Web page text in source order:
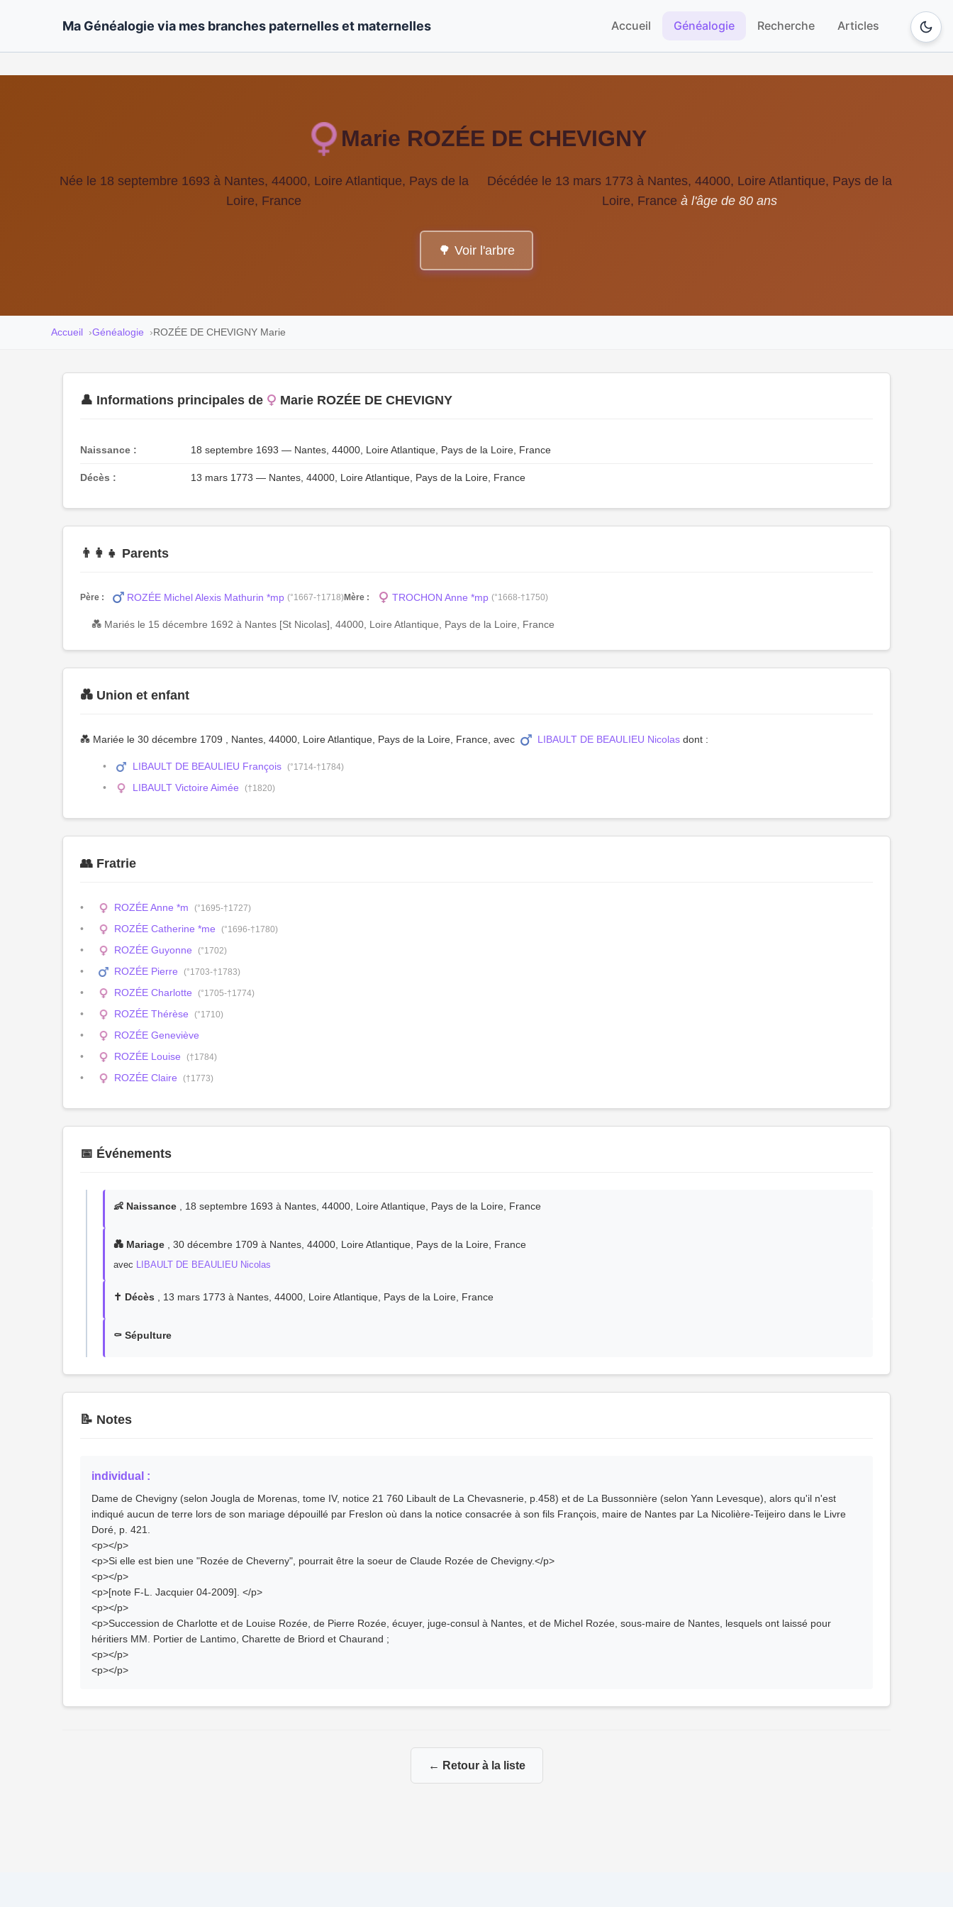
Ma Généalogie via mes branches paternelles et maternelles Accueil Généalogie Recherche Articles
Marie ROZÉE DE CHEVIGNY
Née le 18 septembre 1693 à Nantes, 44000, Loire Atlantique, Pays de la
Loire, France
Décédée le 13 mars 1773 à Nantes, 44000, Loire Atlantique, Pays de la
Loire, France à l'âge de 80 ans
🌳 Voir l'arbre
Accueil Généalogie ROZÉE DE CHEVIGNY Marie
👤 Informations principales de Marie ROZÉE DE CHEVIGNY
Naissance : 18 septembre 1693 — Nantes, 44000, Loire Atlantique, Pays de la Loire, France
Décès : 13 mars 1773 — Nantes, 44000, Loire Atlantique, Pays de la Loire, France
👨‍👩‍👧 Parents
Père : ROZÉE Michel Alexis Mathurin *mp (°1667-†1718)Mère : TROCHON Anne *mp (°1668-†1750)
💑 Mariés le 15 décembre 1692 à Nantes [St Nicolas], 44000, Loire Atlantique, Pays de la Loire, France
💑 Union et enfant
💑 Mariée le 30 décembre 1709 , Nantes, 44000, Loire Atlantique, Pays de la Loire, France, avec LIBAULT DE BEAULIEU Nicolas dont :
LIBAULT DE BEAULIEU François (°1714-†1784)
LIBAULT Victoire Aimée (†1820)
👥 Fratrie
ROZÉE Anne *m (°1695-†1727)
ROZÉE Catherine *me (°1696-†1780)
ROZÉE Guyonne (°1702)
ROZÉE Pierre (°1703-†1783)
ROZÉE Charlotte (°1705-†1774)
ROZÉE Thérèse (°1710)
ROZÉE Geneviève
ROZÉE Louise
(†1784)
ROZÉE Claire (†1773)
📅 Événements
👶 Naissance , 18 septembre 1693 à Nantes, 44000, Loire Atlantique, Pays de la Loire, France
💑 Mariage , 30 décembre 1709 à Nantes, 44000, Loire Atlantique, Pays de la Loire, France
avec LIBAULT DE BEAULIEU Nicolas
✝️ Décès , 13 mars 1773 à Nantes, 44000, Loire Atlantique, Pays de la Loire, France
⚰️ Sépulture
📝 Notes
individual :
Dame de Chevigny (selon Jougla de Morenas, tome IV, notice 21 760 Libault de La Chevasnerie, p.458) et de La Bussonnière (selon Yann Levesque), alors qu'il n'est
indiqué aucun de terre lors de son mariage dépouillé par Freslon où dans la notice consacrée à son fils François, maire de Nantes par La Nicolière-Teijeiro dans le Livre
Doré, p. 421.
<p></p>
<p>Si elle est bien une "Rozée de Cheverny", pourrait être la soeur de Claude Rozée de Chevigny.</p>
<p></p>
<p>[note F-L. Jacquier 04-2009]. </p>
<p></p>
<p>Succession de Charlotte et de Louise Rozée, de Pierre Rozée, écuyer, juge-consul à Nantes, et de Michel Rozée, sous-maire de Nantes, lesquels ont laissé pour
héritiers MM. Portier de Lantimo, Charette de Briord et Chaurand ;
<p></p>
<p></p>
← Retour à la liste